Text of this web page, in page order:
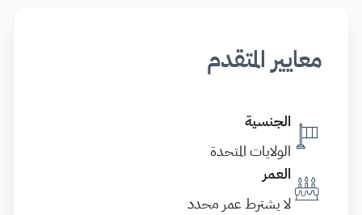
معايير المتقدم
الجنسية
الولايات المتحدة
العمر
لا يشترط عمر محدد